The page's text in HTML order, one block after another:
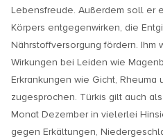
Lebensfreude. Außerdem soll er
Körpers entgegenwirken, die
Nährstoffversorgung fördern. Ihm
Wirkungen bei Leiden wie
Erkrankungen wie Gicht, Rheuma
zugesprochen. Türkis gilt auch
Monat Dezember in vielerlei
gegen Erkältungen,